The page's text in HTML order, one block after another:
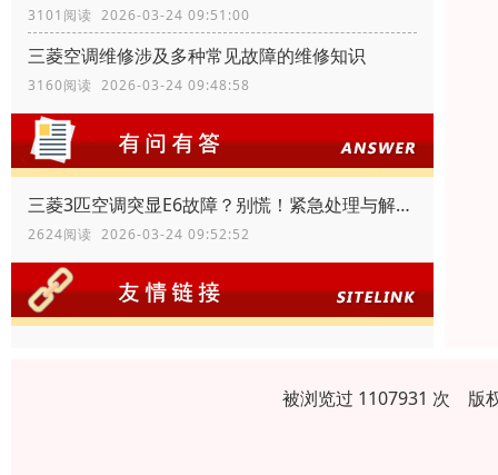
3101阅读 2026-03-24 09:51:00
三菱空调维修涉及多种常见故障的维修知识
3160阅读 2026-03-24 09:48:58
三菱3匹空调突显E6故障？别慌！紧急处理与解决指南
2624阅读 2026-03-24 09:52:52
被浏览过 1107931 次 版